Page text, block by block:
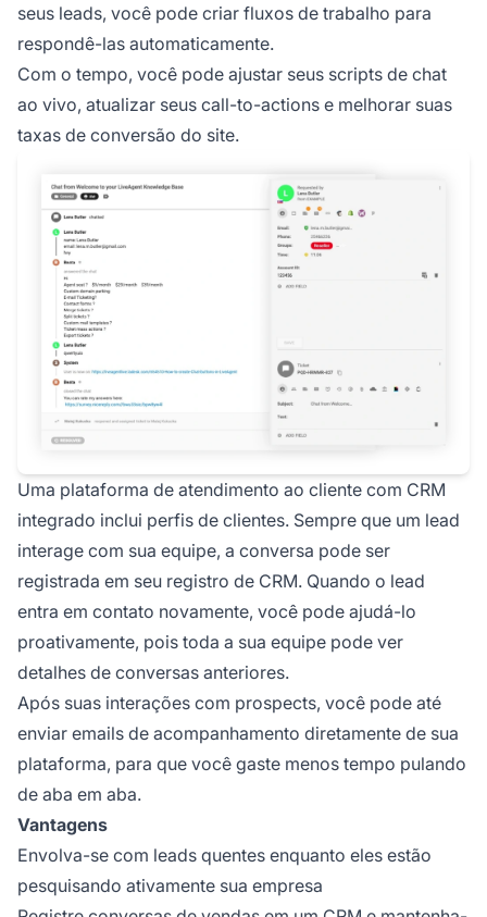
seus leads, você pode criar fluxos de trabalho para
respondê-las automaticamente.
Com o tempo, você pode ajustar seus scripts de chat
ao vivo, atualizar seus call-to-actions e melhorar suas
taxas de conversão do site.
Uma plataforma de atendimento ao cliente com CRM
integrado inclui perfis de clientes. Sempre que um lead
interage com sua equipe, a conversa pode ser
registrada em seu registro de CRM. Quando o lead
entra em contato novamente, você pode ajudá-lo
proativamente, pois toda a sua equipe pode ver
detalhes de conversas anteriores.
Após suas interações com prospects, você pode até
enviar emails de acompanhamento diretamente de sua
plataforma, para que você gaste menos tempo pulando
de aba em aba.
Vantagens
Envolva-se com leads quentes enquanto eles estão
pesquisando ativamente sua empresa